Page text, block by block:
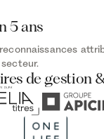
5 ans
de gestion